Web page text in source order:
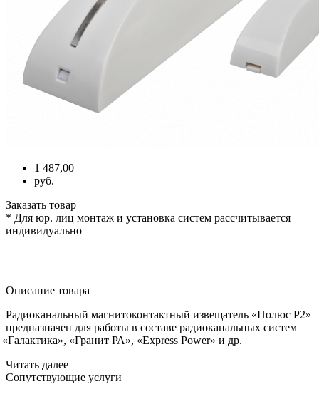
1 487,00
руб.
Заказать товар
* Для юр. лиц монтаж и установка систем рассчитывается
индивидуально
Описание товара
Радиоканальный магнитоконтактный извещатель «Полюс Р2»
предназначен для работы в составе радиоканальных систем
«Галактика», «Гранит РА», «Express Power» и др.
Читать далее
Сопутствующие услуги